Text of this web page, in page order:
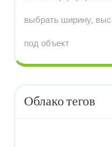
выбрать ширину,
под объект
Облако тегов